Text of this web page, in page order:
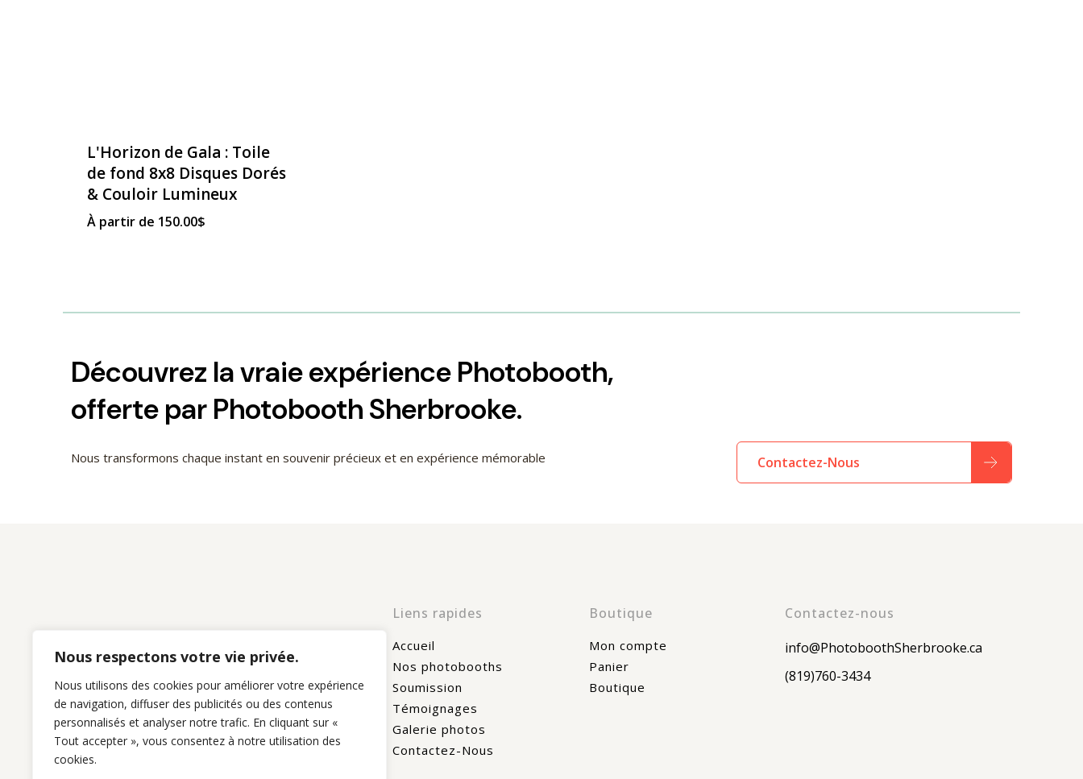
Nous respectons votre vie privée.
Nous utilisons des cookies pour améliorer votre expérience
de navigation, diffuser des publicités ou des contenus
personnalisés et analyser notre trafic. En cliquant sur «
Tout accepter », vous consentez à notre utilisation des
cookies.
L'Horizon de Gala : Toile
de fond 8x8 Disques Dorés
& Couloir Lumineux
À partir de 150.00$
Découvrez la vraie expérience Photobooth,
offerte par Photobooth Sherbrooke.
Nous transformons chaque instant en souvenir précieux et en expérience mémorable Contactez-Nous
Liens rapides
Accueil
Nos photobooths
Soumission
Témoignages
Galerie photos
Contactez-Nous
Boutique
Mon compte
Panier
Boutique
Contactez-nous
info@PhotoboothSherbrooke.ca
(819)760-3434